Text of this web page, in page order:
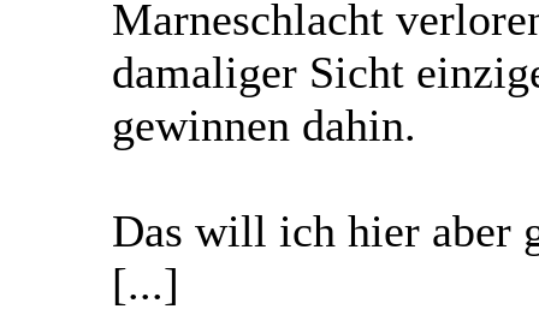
Marneschlacht
damaliger Sicht
gewinnen dahin.
Das will ich hier aber
[...]